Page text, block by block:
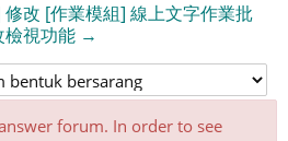
改 [作業模組] 線上文字作業批
檢視功能 →
forum. In order to see